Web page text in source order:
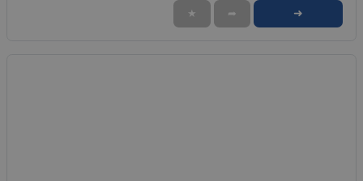
★ ➦ ➜